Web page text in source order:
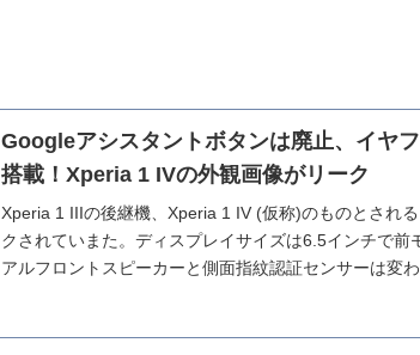
Googleアシスタントボタンは廃止、イヤ
搭載！Xperia 1 IVの外観画像がリーク
Xperia 1 IIIの後継機、Xperia 1 IV (仮称)のものとされ
クされていまた。ディスプレイサイズは6.5インチで前
アルフロントスピーカーと側面指紋認証センサーは変わ